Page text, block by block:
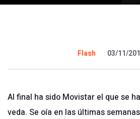
Flash 03/11/
Al final ha sido Movistar el que se
veda. Se oía en las últimas